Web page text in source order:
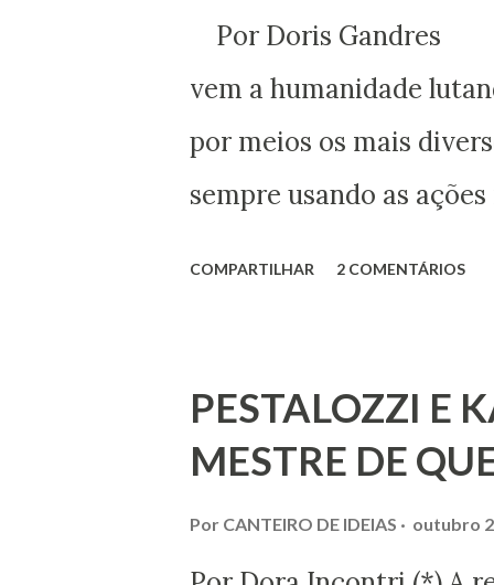
particularmente, da
sobrinha-bisneta de
conseguimos montar
quebra-cabeças, cujas
Bezerra casou-se...
Por Doris
vem a humanidade
por meios os mais
sempre usando as
liberdade, sob uma
acuradas, encontramos
condições onde vige
coação e censura. E
COMPARTILHAR 2 COMENTÁRIOS
PESTALOZZI E
MESTRE DE
Por CANTEIRO DE IDEIAS outubro